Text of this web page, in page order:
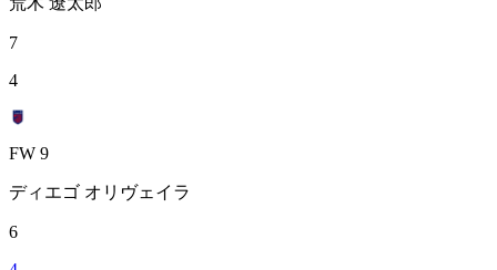
7
4
FW 9
ディエゴ オリヴェイラ
6